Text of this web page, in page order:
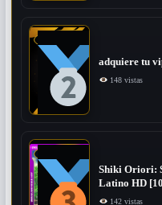
adquiere tu
148 vistas
Shiki Oriori:
Latino HD
142 vistas